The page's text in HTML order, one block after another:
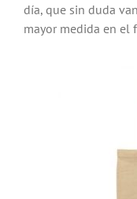
día, que sin duda
mayor medida en el